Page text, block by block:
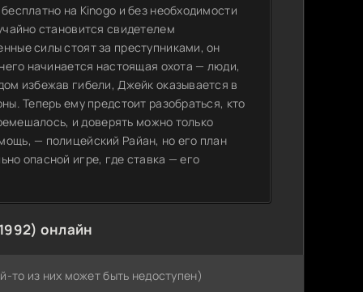
на Kinogo и без необходимости
становится свидетелем
силы стоят за преступниками, он
начинается настоящая охота — люди,
избежав гибели, Джейк оказывается в
Теперь ему предстоит разобраться, кто
и доверять можно только
— полицейский Райан, но его план
опасной игре, где ставка — его
онлайн
то из них может быть недоступен)